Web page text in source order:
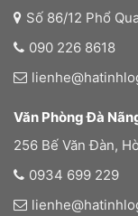
Số 86/12 Phổ
090 226 8618
Văn Phòng Đà
256 Bế Văn Đàn,
0934 699 229